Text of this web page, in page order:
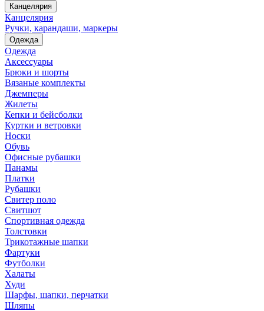
Канцелярия
Канцелярия
Ручки, карандаши, маркеры
Одежда
Одежда
Аксессуары
Брюки и шорты
Вязаные комплекты
Джемперы
Жилеты
Кепки и бейсболки
Куртки и ветровки
Носки
Обувь
Офисные рубашки
Панамы
Платки
Рубашки
Свитер поло
Свитшот
Спортивная одежда
Толстовки
Трикотажные шапки
Фартуки
Футболки
Халаты
Худи
Шарфы, шапки, перчатки
Шляпы